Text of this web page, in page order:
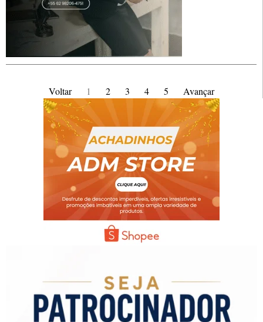
Voltar 1 2 3 4 5 Avançar